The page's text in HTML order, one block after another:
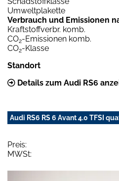
Umweltplakette
Verbrauch und Emissionen
Kraftstoffverbr. komb.
CO2-Emissionen komb.
CO2-Klasse
Standort
Details zum Audi RS6
Audi RS6 RS 6 Avant 4.0 TFSI
Preis:
MWSt: